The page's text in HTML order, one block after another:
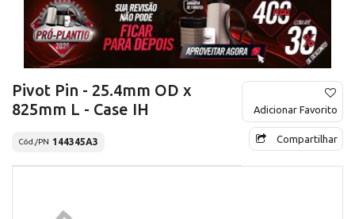
Pivot Pin - 25.4mm OD x
825mm L - Case IH
Cód./PN 144345A3
Adicionar Favorito
Compartilhar